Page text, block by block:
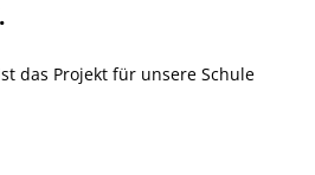
das Projekt für unsere Schule